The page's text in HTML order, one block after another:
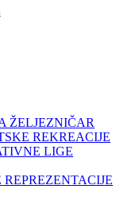
ŽELJEZNIČAR
REKREACIJE
LIGE